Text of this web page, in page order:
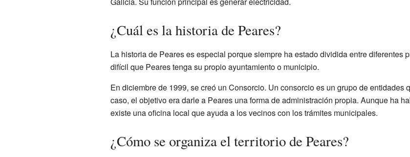
¿Cuál es la historia de Peares?
La historia de Peares es especial porque siempre ha estado dividida entre diferentes
difícil que Peares tenga su propio ayuntamiento o municipio.
En diciembre de 1999, se creó un Consorcio. Un consorcio es un grupo de entidades
caso, el objetivo era darle a Peares una forma de administración propia. Aunque ha
existe una oficina local que ayuda a los vecinos con los trámites municipales.
¿Cómo se organiza el territorio de Peares?